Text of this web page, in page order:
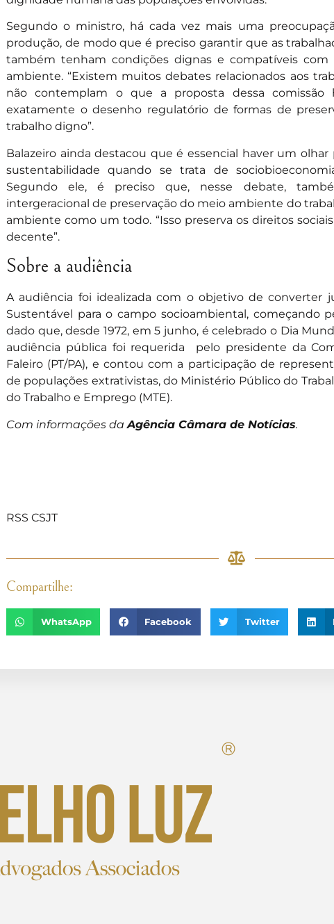
Segundo o ministro, há cada vez mais uma
produção, de modo que é preciso garantir que as
também tenham condições dignas e compatíveis com
ambiente. “Existem muitos debates relacionados aos
não contemplam o que a proposta dessa comissão
exatamente o desenho regulatório de formas de
trabalho digno”.
Balazeiro ainda destacou que é essencial haver um olhar
sustentabilidade quando se trata de
Segundo ele, é preciso que, nesse debate,
intergeracional de preservação do meio ambiente do
ambiente como um todo. “Isso preserva os direitos
decente”.
Sobre a audiência
A audiência foi idealizada com o objetivo de converter
Sustentável para o campo socioambiental, começando
dado que, desde 1972, em 5 junho, é celebrado o Dia
audiência pública foi requerida pelo presidente da
Faleiro (PT/PA), e contou com a participação de
de populações extrativistas, do Ministério Público do
do Trabalho e Emprego (MTE).
Com informações daAgência Câmara de Notícias.
RSS CSJT
Compartilhe:
WhatsApp Facebook Twitter